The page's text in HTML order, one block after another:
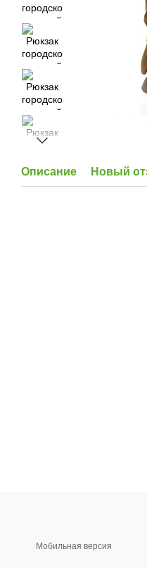
Описание Новый
Мобильная версия